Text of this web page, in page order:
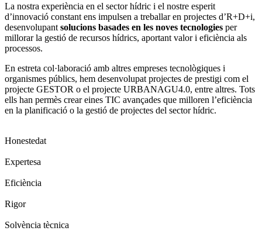
La nostra experiència en el sector hídric i el nostre esperit
d’innovació constant ens impulsen a treballar en projectes d’R+D+i,
desenvolupant solucions basades en les noves tecnologies per
millorar la gestió de recursos hídrics, aportant valor i eficiència als
processos.
En estreta col·laboració amb altres empreses tecnològiques i
organismes públics, hem desenvolupat projectes de prestigi com el
projecte GESTOR o el projecte URBANAGU4.0, entre altres. Tots
ells han permès crear eines TIC avançades que milloren l’eficiència
en la planificació o la gestió de projectes del sector hídric.
Honestedat
Expertesa
Eficiència
Rigor
Solvència tècnica